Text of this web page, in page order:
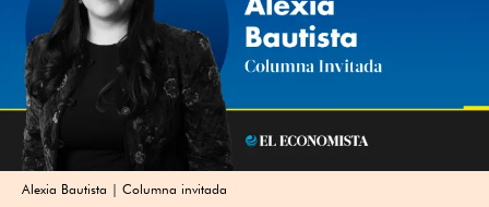
Alexia Bautista | Columna invitada